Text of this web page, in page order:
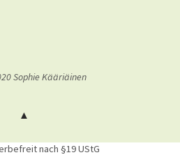
Sophie Kääriäinen
nach §19 UStG